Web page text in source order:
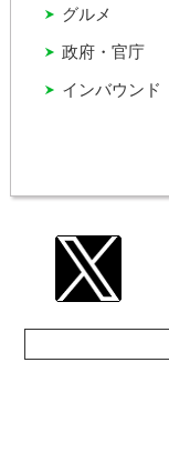
インバウンド
グルメ
政府・官庁